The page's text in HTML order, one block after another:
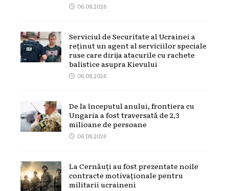
06.08.2026
Serviciul de Securitate al Ucrainei a
reținut un agent al serviciilor speciale
ruse care dirija atacurile cu rachete
balistice asupra Kievului
06.08.2026
De la începutul anului, frontiera cu
Ungaria a fost traversată de 2,3
milioane de persoane
06.08.2026
La Cernăuți au fost prezentate noile
contracte motivaționale pentru
militarii ucraineni